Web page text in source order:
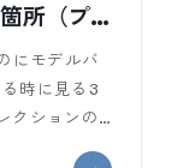
所（プ
）
にモデルバ
時に見る3
クションの